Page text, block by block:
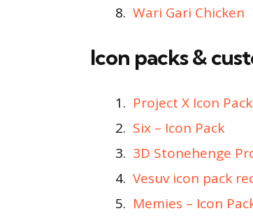
Wari Gari Chicken
Icon packs &
Project X Icon Pack
Six – Icon Pack
3D Stonehenge
Vesuv icon pack
Memies – Icon